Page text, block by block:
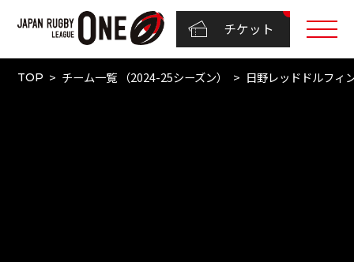
チケット
TOP チーム一覧 （2024-25シーズン） 日野レッドドルフィ